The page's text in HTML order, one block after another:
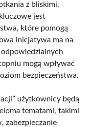
z bliskimi.
jest
które pomogą
inicjatywa ma na
mogą wpływać
bezpieczeństwa.
użytkownicy będą
tematami, takimi
zabezpieczanie